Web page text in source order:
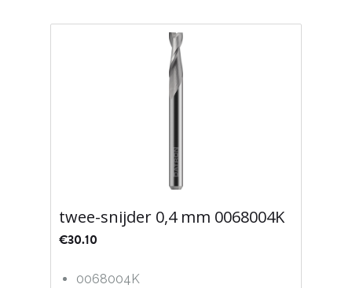
twee-snijder 0,4 mm 0068004K
€30.10
0068004K